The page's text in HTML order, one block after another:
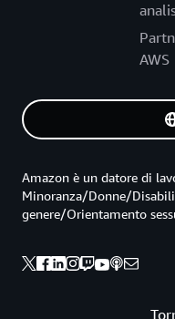
AWS
Amazon è un datore di
Minoranza/Donne/
genere/Orientamento